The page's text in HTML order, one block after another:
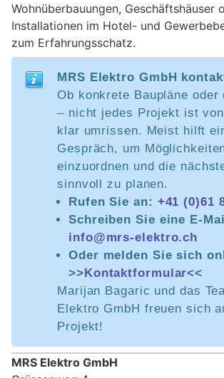
Wohnüberbauungen, Geschäftshäuser
Installationen im Hotel- und
zum Erfahrungsschatz.
MRS Elektro GmbH
Ob konkrete Baupläne oder
– nicht jedes Projekt ist
klar umrissen. Meist hilft
Gespräch, um
einzuordnen und die
sinnvoll zu planen.
Rufen Sie an: +41 (0)61
Schreiben Sie eine E-
info@mrs-elektro.ch
Oder melden Sie sich
>>Kontaktformular<<
Marijan Bagaric und das
Elektro GmbH freuen sich
Projekt!
MRS Elektro GmbH